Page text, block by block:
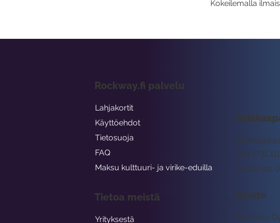
Kokeilemalla
Arkisin klo
045 7731
Osoite
Rockway
Rockway.fi palvelu
Lahjakortit
Käyttöehdot
Tietosuoja
FAQ
Maksu kulttuuri- ja virike-eduilla
Tietoa meistä
Yrityksestä